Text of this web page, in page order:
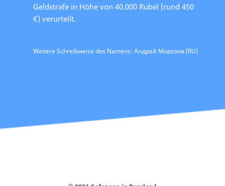
Geldstrafe in Höhe von 40.000 Rubel (rund 450
€) verurteilt.
Weitere Schreibweise des Namens: Андрей Морозов (RU)